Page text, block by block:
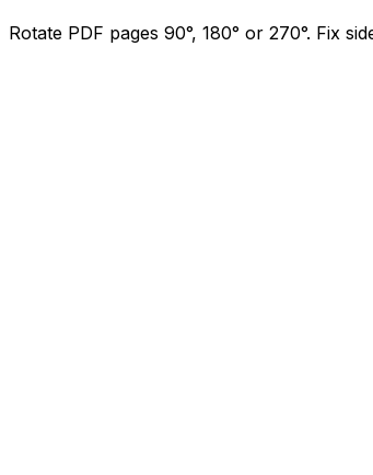
Rotate PDF pages 90°, 180° or 270°. Fix